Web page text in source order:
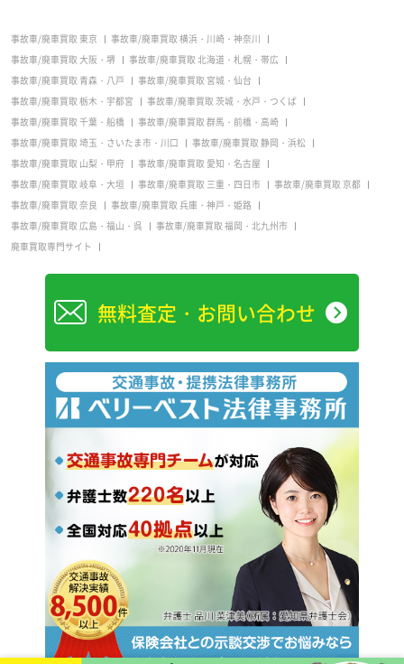
事故車/廃車買取 東京
事故車/廃車買取 横浜・川崎・神奈川
事故車/廃車買取 大阪・堺
事故車/廃車買取 北海道・札幌・帯広
事故車/廃車買取 青森・八戸
事故車/廃車買取 宮城・仙台
事故車/廃車買取 栃木・宇都宮
事故車/廃車買取 茨城・水戸・つくば
事故車/廃車買取 千葉・船橋
事故車/廃車買取 群馬・前橋・高崎
事故車/廃車買取 埼玉・さいたま市・川口
事故車/廃車買取 静岡・浜松
事故車/廃車買取 山梨・甲府
事故車/廃車買取 愛知・名古屋
事故車/廃車買取 岐阜・大垣
事故車/廃車買取 三重・四日市
事故車/廃車買取 京都
事故車/廃車買取 奈良
事故車/廃車買取 兵庫・神戸・姫路
事故車/廃車買取 広島・福山・呉
事故車/廃車買取 福岡・北九州市
廃車買取専門サイト
無料査定・お問い合わせ